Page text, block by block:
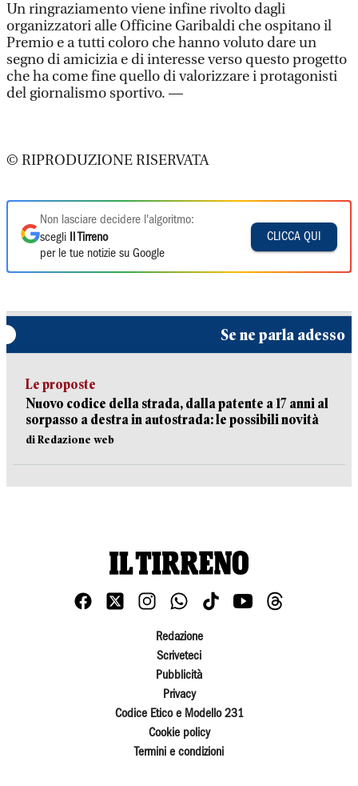
Un ringraziamento viene infine rivolto dagli
organizzatori alle Officine Garibaldi che ospitano il
Premio e a tutti coloro che hanno voluto dare un
segno di amicizia e di interesse verso questo progetto
che ha come fine quello di valorizzare i protagonisti
del giornalismo sportivo. —
© RIPRODUZIONE RISERVATA
Non lasciare decidere l'algoritmo:
scegli
Il Tirreno
per le tue notizie su Google
CLICCA QUI
Se ne parla adesso
Le proposte
Nuovo codice della strada, dalla patente a 17 anni al
sorpasso a destra in autostrada: le possibili novità
di Redazione web
Redazione
Scriveteci
Pubblicità
Privacy
Codice Etico e Modello 231
Cookie policy
Termini e condizioni